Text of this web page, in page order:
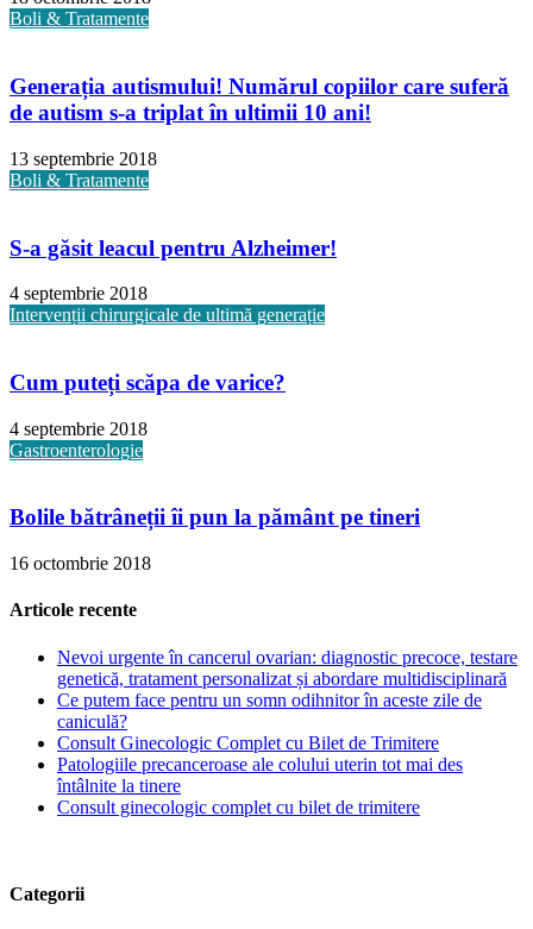
Boli & Tratamente
Generația autismului! Numărul copiilor care suferă
de autism s-a triplat în ultimii 10 ani!
13 septembrie 2018
Boli & Tratamente
S-a găsit leacul pentru Alzheimer!
4 septembrie 2018
Intervenții chirurgicale de ultimă generație
Cum puteți scăpa de varice?
4 septembrie 2018
Gastroenterologie
Bolile bătrâneții îi pun la pământ pe tineri
16 octombrie 2018
Articole recente
Nevoi urgente în cancerul ovarian: diagnostic precoce, testare
genetică, tratament personalizat și abordare multidisciplinară
Ce putem face pentru un somn odihnitor în aceste zile de
caniculă?
Consult Ginecologic Complet cu Bilet de Trimitere
Patologiile precanceroase ale colului uterin tot mai des
întâlnite la tinere
Consult ginecologic complet cu bilet de trimitere
Categorii